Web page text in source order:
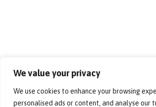
We value your privacy
We use cookies to enhance your browsing
personalised ads or content, and analyse our